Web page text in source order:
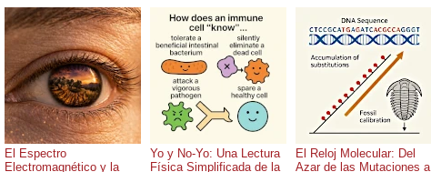
El Espectro
Electromagnético y la
Yo y No-Yo: Una Lectura
Física Simplificada de la
El Reloj Molecular: Del
Azar de las Mutaciones a